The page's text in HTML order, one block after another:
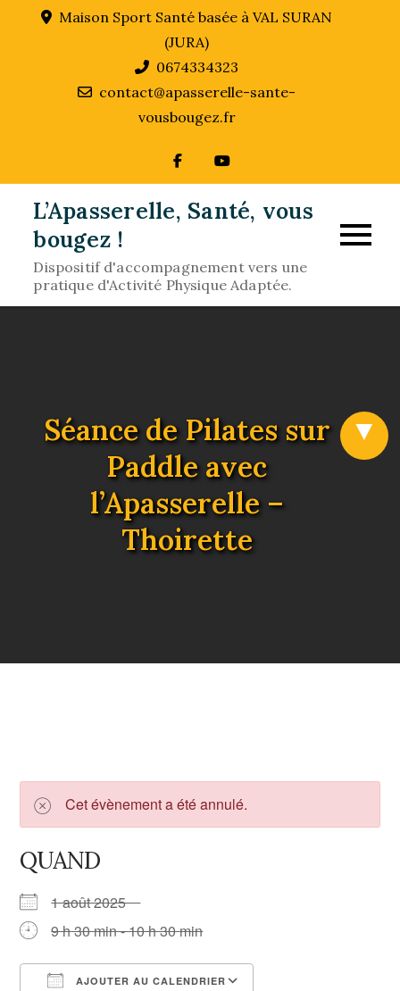
Maison Sport Santé basée à VAL SURAN
(JURA)
0674334323
contact@apasserelle-sante-
vousbougez.fr
L’Apasserelle, Santé, vous
bougez !
Dispositif d'accompagnement vers une
pratique d'Activité Physique Adaptée.
Séance de Pilates sur
Paddle avec
l’Apasserelle –
Thoirette
Cet évènement a été annulé.
QUAND
1 août 2025
9 h 30 min - 10 h 30 min
AJOUTER AU CALENDRIER